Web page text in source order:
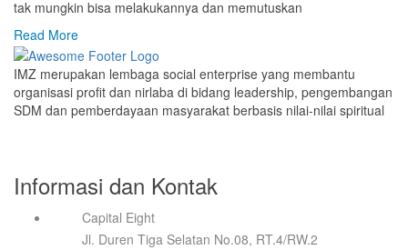
tak mungkin bisa melakukannya dan memutuskan
Read More
IMZ merupakan lembaga social enterprise yang membantu
organisasi profit dan nirlaba di bidang leadership, pengembangan
SDM dan pemberdayaan masyarakat berbasis nilai-nilai spiritual
Informasi dan Kontak
Capital Eight
Jl. Duren Tiga Selatan No.08, RT.4/RW.2